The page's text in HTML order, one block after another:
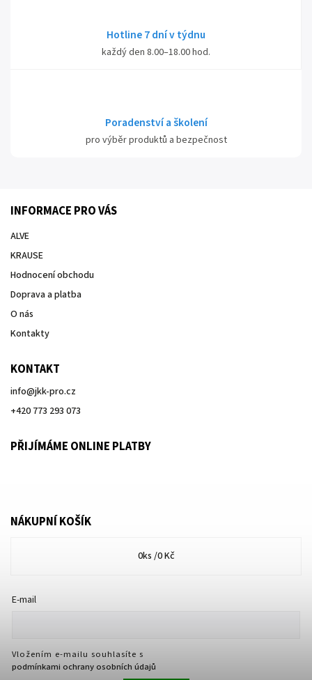
Hotline 7 dní v týdnu
každý den 8.00–18.00 hod.
Poradenství a školení
pro výběr produktů a bezpečnost
INFORMACE PRO VÁS
ALVE
KRAUSE
Hodnocení obchodu
Doprava a platba
O nás
Kontakty
KONTAKT
info@jkk-pro.cz
+420 773 293 073
PŘIJÍMÁME ONLINE PLATBY
NÁKUPNÍ KOŠÍK
0ks /0 Kč
E-mail
Vložením e-mailu souhlasíte s
podmínkami ochrany osobních údajů